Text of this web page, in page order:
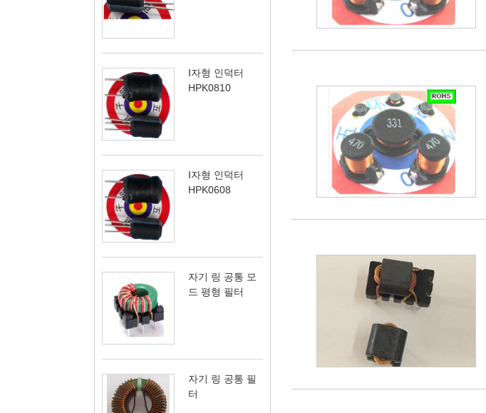
I자형 인덕터
HPK0810
I자형 인덕터
HPK0608
자기 링 공통 모
드 평형 필터
자기 링 공통 필
터